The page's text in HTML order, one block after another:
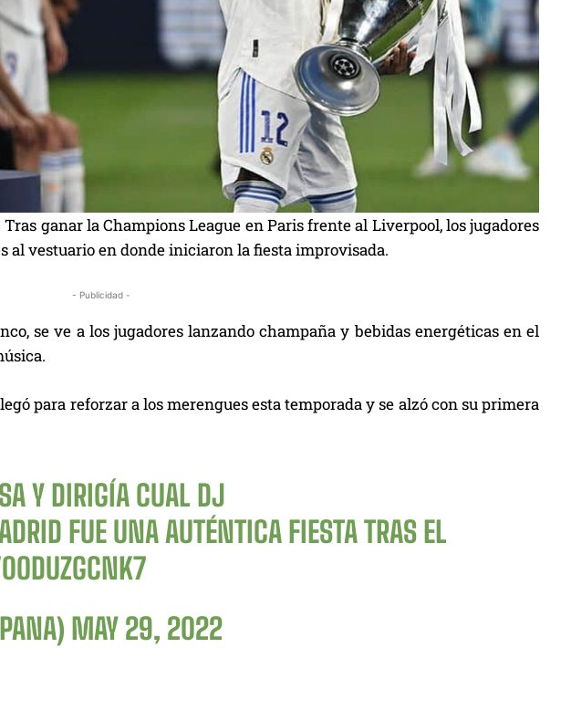
ganar la Champions League en Paris frente al Liverpool, los jugadores
al vestuario en donde iniciaron la fiesta improvisada.
- Publicidad -
se ve a los jugadores lanzando champaña y bebidas energéticas en el
para reforzar a los merengues esta temporada y se alzó con su primera
Y DIRIGÍA CUAL DJ
FUE UNA AUTÉNTICA FIESTA TRAS EL
MAY 29, 2022